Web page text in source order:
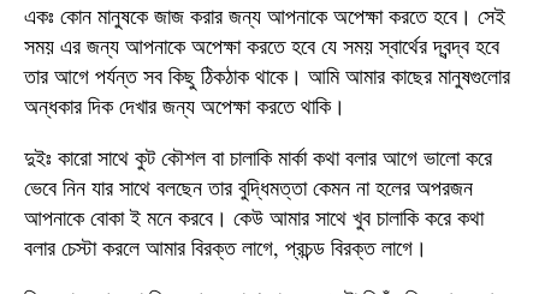
একঃ কোন মানুষকে জাজ করার জন্য আপনাকে অপেক্ষা করতে হবে। সেই
সময় এর জন্য আপনাকে অপেক্ষা করতে হবে যে সময় স্বার্থের দ্বন্দ্ব হবে
তার আগে পর্যন্ত সব কিছু ঠিকঠাক থাকে। আমি আমার কাছের মানুষগুলোর
অন্ধকার দিক দেখার জন্য অপেক্ষা করতে থাকি।
দুইঃ কারো সাথে কুট কৌশল বা চালাকি মার্কা কথা বলার আগে ভালো করে
ভেবে নিন যার সাথে বলছেন তার বুদ্ধিমত্তা কেমন না হলের অপরজন
আপনাকে বোকা ই মনে করবে। কেউ আমার সাথে খুব চালাকি করে কথা
বলার চেস্টা করলে আমার বিরক্ত লাগে, প্রচন্ড বিরক্ত লাগে।